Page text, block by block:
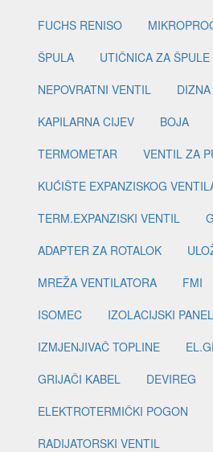
FUCHS RENISO
ŠPULA
UTIČNICA ZA ŠPULE
NEPOVRATNI VENTIL
DIZNA
KAPILARNA CIJEV
BOJA
TERMOMETAR
VENTIL ZA
KUĆIŠTE EXPANZISKOG
TERM.EXPANZISKI VENTIL
ADAPTER ZA ROTALOK
MREŽA VENTILATORA
FMI
ISOMEC
IZOLACIJSKI
IZMJENJIVAČ TOPLINE
GRIJAČI KABEL
DEVIREG
ELEKTROTERMIČKI POGON
RADIJATORSKI VENTIL